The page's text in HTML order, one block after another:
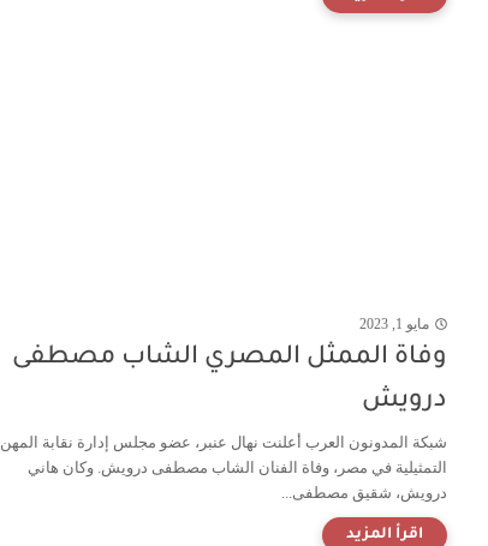
مايو 1, 2023
وفاة الممثل المصري الشاب مصطفى
درويش
شبكة المدونون العرب أعلنت نهال عنبر، عضو مجلس إدارة نقابة المهن
التمثيلية في مصر، وفاة الفنان الشاب مصطفى درويش. وكان هاني
درويش، شقيق مصطفى...